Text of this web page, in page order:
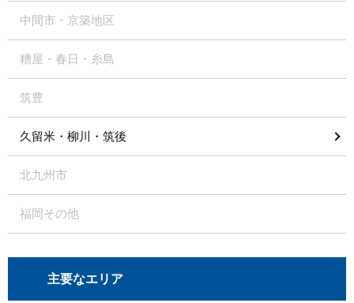
中間市・京築地区
糟屋・春日・糸島
筑豊
久留米・柳川・筑後
北九州市
福岡その他
主要なエリア